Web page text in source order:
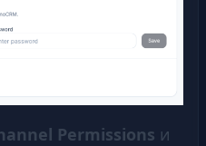
Permissions и